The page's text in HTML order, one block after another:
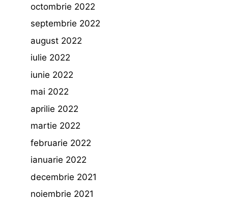
octombrie 2022
septembrie 2022
august 2022
iulie 2022
iunie 2022
mai 2022
aprilie 2022
martie 2022
februarie 2022
ianuarie 2022
decembrie 2021
noiembrie 2021